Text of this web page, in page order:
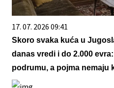
17. 07. 2026 09:41
Skoro svaka kuća u
danas vredi i do 2.000
podrumu, a pojma nemaju